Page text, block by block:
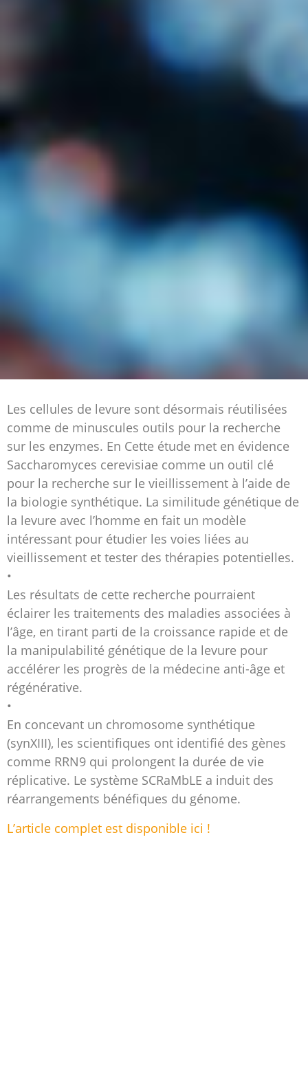
Les cellules de levure sont désormais réutilisées
comme de minuscules outils pour la recherche
sur les enzymes. En Cette étude met en évidence
Saccharomyces cerevisiae comme un outil clé
pour la recherche sur le vieillissement à l’aide de
la biologie synthétique. La similitude génétique de
la levure avec l’homme en fait un modèle
intéressant pour étudier les voies liées au
vieillissement et tester des thérapies potentielles.
•
Les résultats de cette recherche pourraient
éclairer les traitements des maladies associées à
l’âge, en tirant parti de la croissance rapide et de
la manipulabilité génétique de la levure pour
accélérer les progrès de la médecine anti-âge et
régénérative.
•
En concevant un chromosome synthétique
(synXIII), les scientifiques ont identifié des gènes
comme RRN9 qui prolongent la durée de vie
réplicative. Le système SCRaMbLE a induit des
réarrangements bénéfiques du génome.
L’article complet est disponible ici !